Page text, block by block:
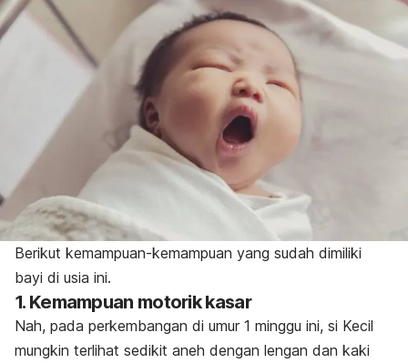
Berikut kemampuan-kemampuan yang sudah dimiliki
bayi di usia ini.
1. Kemampuan motorik kasar
Nah, pada perkembangan di umur 1 minggu ini, si Kecil
mungkin terlihat sedikit aneh dengan lengan dan kaki